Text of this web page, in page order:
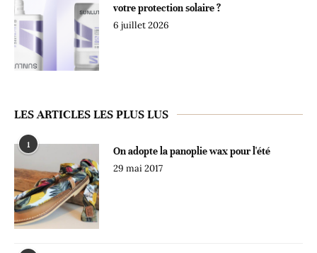
votre protection solaire ?
6 juillet 2026
LES ARTICLES LES PLUS LUS
1
On adopte la panoplie wax pour l'été
29 mai 2017